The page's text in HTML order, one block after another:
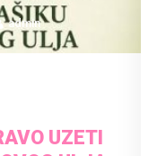
admin
UZETI